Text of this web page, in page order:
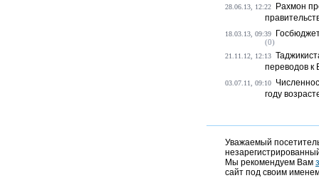
28.06.13, 12:22
Рахмон
18.03.13, 09:39
(0)
21.11.12, 12:13
переводов к
03.07.11, 09:10
году
Уважаемый
Мы рекомендуем Вам
сайт под своим